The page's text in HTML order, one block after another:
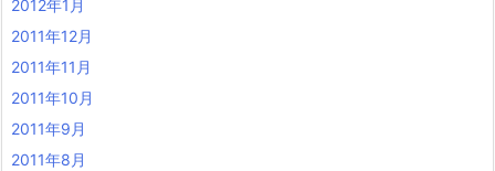
2012年1月
2011年12月
2011年11月
2011年10月
2011年9月
2011年8月